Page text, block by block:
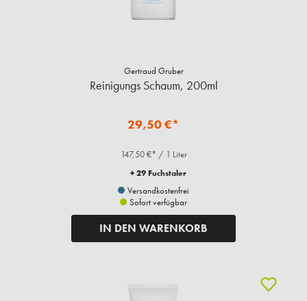
Gertraud Gruber
Reinigungs Schaum, 200ml
29,50 €*
147,50 €* / 1 Liter
+ 29 Fuchstaler
Versandkostenfrei
Sofort verfügbar
IN DEN WARENKORB